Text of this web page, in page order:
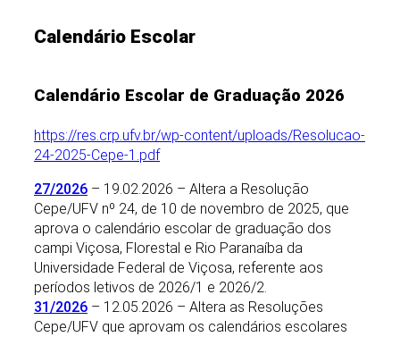
Calendário Escolar
Calendário Escolar de Graduação 2026
https://res.crp.ufv.br/wp-content/uploads/Resolucao-
24-2025-Cepe-1.pdf
27/2026 – 19.02.2026 – Altera a Resolução
Cepe/UFV nº 24, de 10 de novembro de 2025, que
aprova o calendário escolar de graduação dos
campi Viçosa, Florestal e Rio Paranaíba da
Universidade Federal de Viçosa, referente aos
períodos letivos de 2026/1 e 2026/2.
31/2026 – 12.05.2026 – Altera as Resoluções
Cepe/UFV que aprovam os calendários escolares